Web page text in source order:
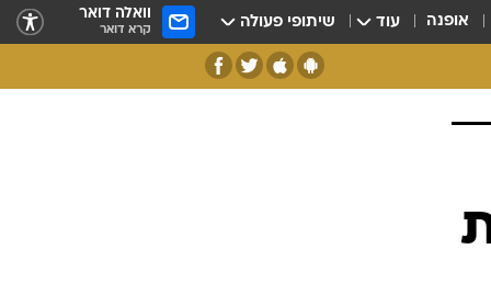
אופנה עוד שיתופי פעולה וואלה דואר
קרא דואר